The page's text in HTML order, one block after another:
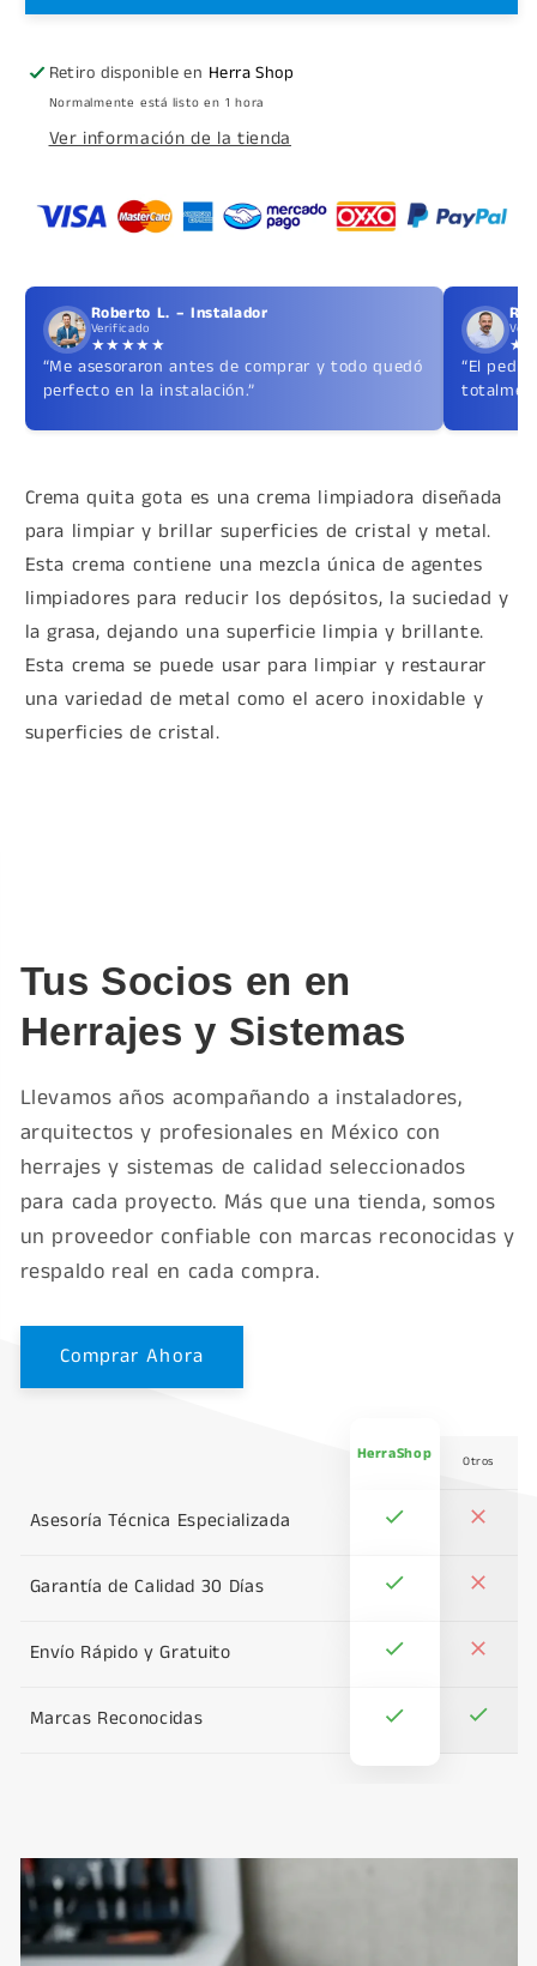
Retiro disponible en Herra Shop
Normalmente está listo en 1 hora
Ver información de la tienda
Roberto L. – Instalador
Verificado
★★★★★
“Me asesoraron antes de comprar y todo quedó
perfecto en la instalación.”
“El
Crema quita gota es una crema limpiadora diseñada
para limpiar y brillar superficies de cristal y metal.
Esta crema contiene una mezcla única de agentes
limpiadores para reducir los depósitos, la suciedad y
la grasa, dejando una superficie limpia y brillante.
Esta crema se puede usar para limpiar y restaurar
una variedad de metal como el acero inoxidable y
superficies de cristal.
Tus Socios en en
Herrajes y Sistemas
Llevamos años acompañando a instaladores,
arquitectos y profesionales en México con
herrajes y sistemas de calidad seleccionados
para cada proyecto. Más que una tienda, somos
un proveedor confiable con marcas reconocidas y
respaldo real en cada compra.
Comprar Ahora
HerraShop Otros
Asesoría Técnica Especializada
Garantía de Calidad 30 Días
Envío Rápido y Gratuito
Marcas Reconocidas